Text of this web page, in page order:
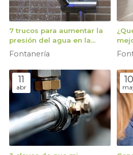
7 trucos para aumentar la
presión del agua en la
ducha
Fontanería
11
abr
10